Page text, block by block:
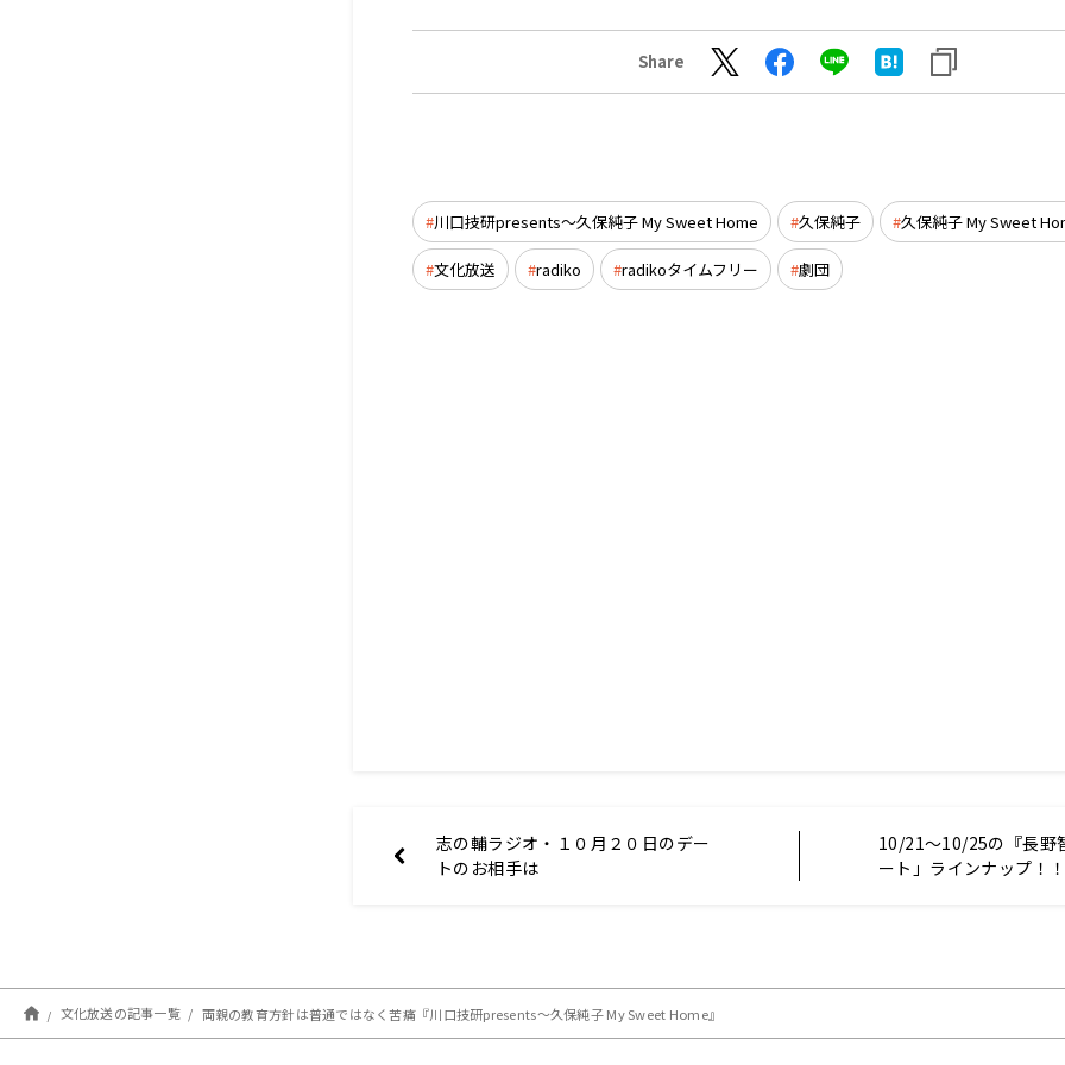
Share
川口技研presents～久保純子 My Sweet Home 久保純子 久保純子 My Sweet
文化放送 radiko radikoタイムフリー 劇団
志の輔ラジオ・１０月２０日のデー
トのお相手は
10/21～10/25の『長野
ート」ラインナップ！
文化放送の記事一覧 両親の教育方針は普通ではなく苦痛『川口技研presents～久保純子 My Sweet Home』